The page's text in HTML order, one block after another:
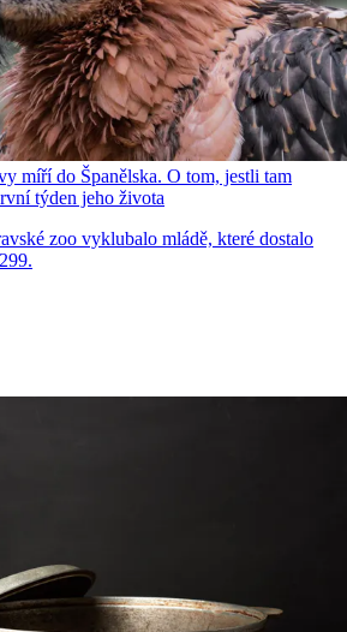
míří do Španělska. O tom, jestli tam
týden jeho života
zoo vyklubalo mládě, které dostalo